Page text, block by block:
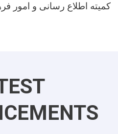
کمیته اطلاع رسانی و امور